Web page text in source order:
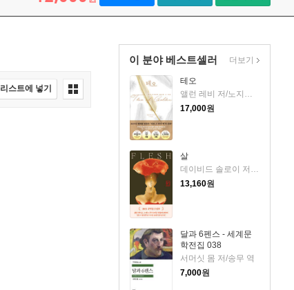
이 분야 베스트셀러
테오
17,000원
살
데이비드 솔로이 저/송예슬 역
13,160원
달과 6펜스 - 세계문
학전집 038
서머싯 몸 저/송무 역
7,000원
더보기
리스트에 넣기